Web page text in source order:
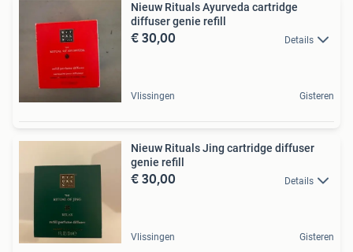
Nieuw Rituals Ayurveda cartridge
diffuser genie refill
€ 30,00 Details
Vlissingen Gisteren
Nieuw Rituals Jing cartridge diffuser
genie refill
€ 30,00 Details
Vlissingen Gisteren